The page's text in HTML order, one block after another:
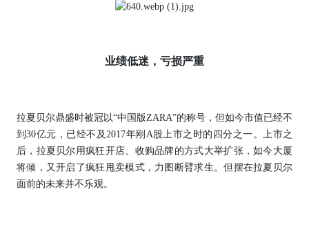
业绩低迷，亏损严重
拉夏贝尔鼎盛时被冠以“中国版ZARA”的称号，但如今市值已经不
到30亿元，已经不及2017年刚A股上市之时的四分之一。上市之
后，拉夏贝尔用疯狂开店、收购品牌的方式大举扩张，如今大厦
将倾，又开启了疯狂甩卖模式，力图断臂求生。但摆在拉夏贝尔
面前的未来并不乐观。